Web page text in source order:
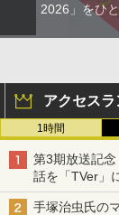
2026」をひ
アクセス
1時間
第3期放送記
話を「TVer」
手塚治虫氏の